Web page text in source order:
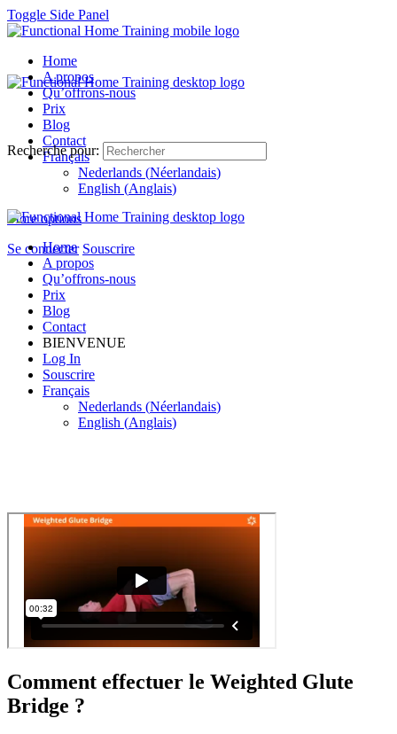
Toggle Side Panel
Home
A propos
Qu’offrons-nous
Prix
Blog
Contact
Français
Nederlands (Néerlandais)
English (Anglais)
More options
Se connecter Souscrire
Recherche pour:
Home
A propos
Qu’offrons-nous
Prix
Blog
Contact
BIENVENUE
Log In
Souscrire
Français
Nederlands (Néerlandais)
English (Anglais)
Comment effectuer le Weighted Glute
Bridge ?